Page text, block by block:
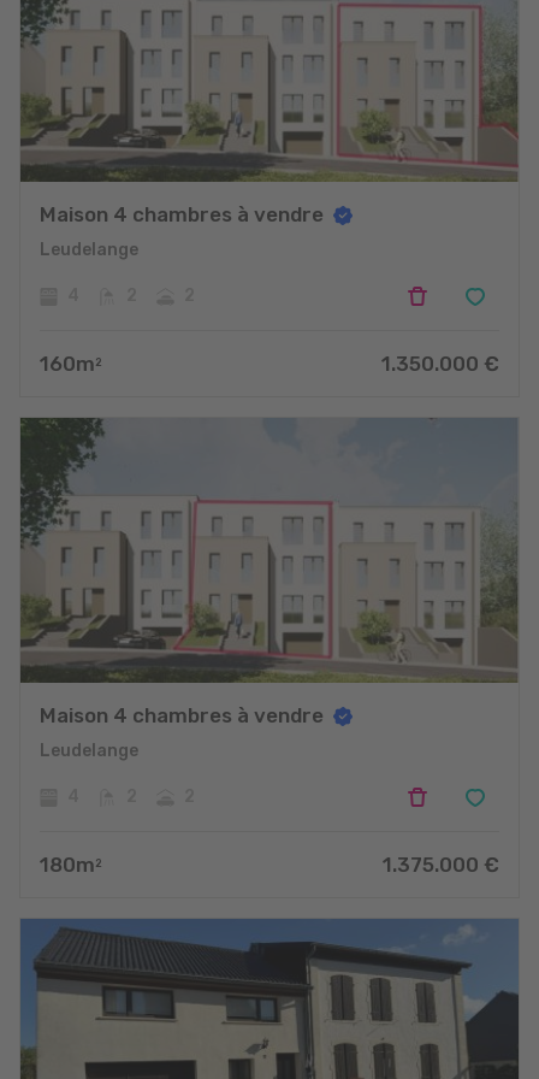
Maison 4 chambres à vendre
Leudelange
160m 2 1.350.000 €
Maison 4 chambres à vendre
Leudelange
180m 2 1.375.000 €